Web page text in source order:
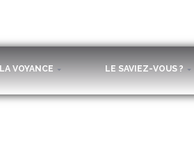
LA VOYANCE LE SAVIEZ-VOUS ?